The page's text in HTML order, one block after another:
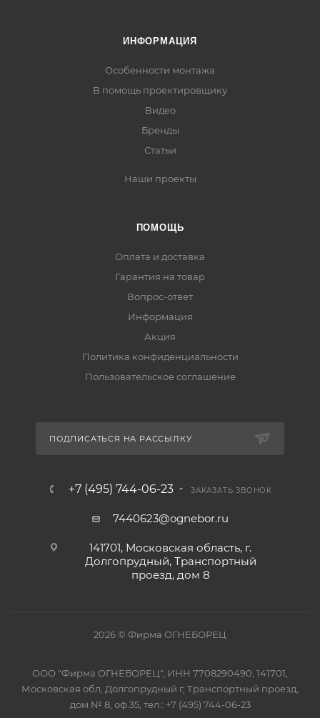
ИНФОРМАЦИЯ
Особенности монтажа
В помощь проектировщику
Видео
Бренды
Статьи
Наши проекты
ПОМОЩЬ
Оплата и доставка
Гарантия на товар
Вопрос-ответ
Информация
Акция
Политика конфиденциальности
Пользовательское соглашение
ПОДПИСАТЬСЯ НА РАССЫЛКУ
+7 (495) 744-06-23 ЗАКАЗАТЬ ЗВОНОК
7440623@ognebor.ru
141701, Московская область, г.
Долгопрудный, Транспортный
проезд, дом 8
2026 © Фирма ОГНЕБОРЕЦ
ООО "Фирма ОГНЕБОРЕЦ", ИНН 7708290490, 141701,
Московская обл, Долгопрудный г, Транспортный проезд,
дом № 8, оф.35, тел.: +7 (495) 744-06-23